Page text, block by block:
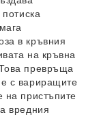
в кръвния
на кръвна
превръща
с вариращите
на пристъпите
вредния